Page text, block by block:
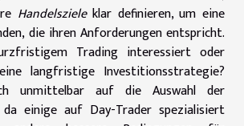
Handelszieleklar definieren, um eine
die ihren Anforderungen entspricht.
Trading interessiert oder
langfristige Investitionsstrategie?
unmittelbar auf die Auswahl der
einige auf Day-Trader spezialisiert